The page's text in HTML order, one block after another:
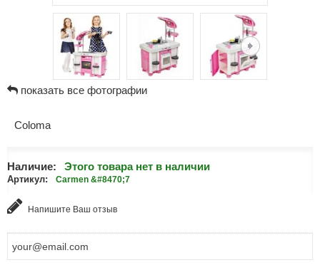
показать все фотографии
Coloma
Наличие: Этого товара нет в наличии
Артикул: Carmen &#8470;7
Напишите Ваш отзыв